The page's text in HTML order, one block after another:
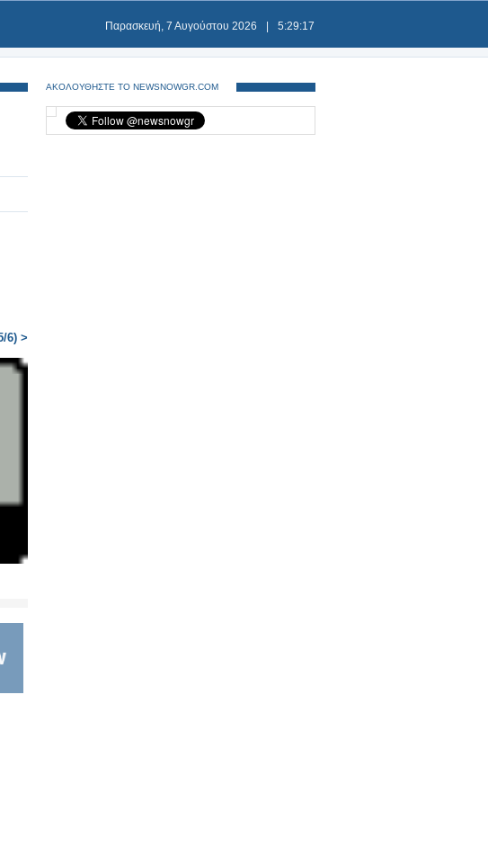
Παρασκευή, 7 Αυγούστου 2026 5:29:17
6) >
ΑΚΟΛΟΥΘΗΣΤΕ ΤΟ NEWSNOWGR.COM